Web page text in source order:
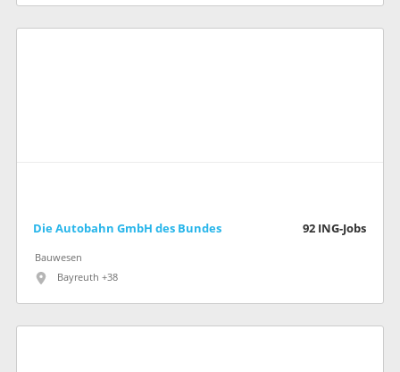
Die Autobahn GmbH des Bundes 92 ING-Jobs
Bauwesen
Bayreuth +38